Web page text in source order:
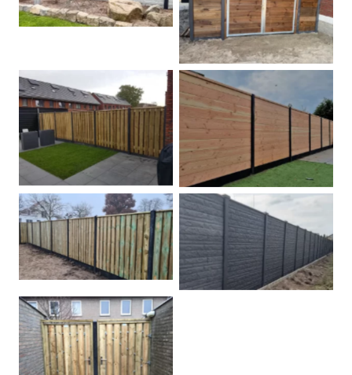
Dubbele poort
Betonpalen schutting Douglas
Hout beton schuttingen Rots motief antraciet
Tuindeur grenen